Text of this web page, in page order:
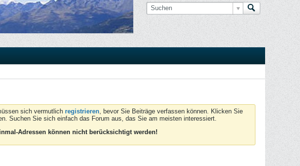
sich vermutlich registrieren, bevor Sie Beiträge verfassen können. Klicken Sie
Suchen Sie sich einfach das Forum aus, das Sie am meisten interessiert.
Adressen können nicht berücksichtigt werden!